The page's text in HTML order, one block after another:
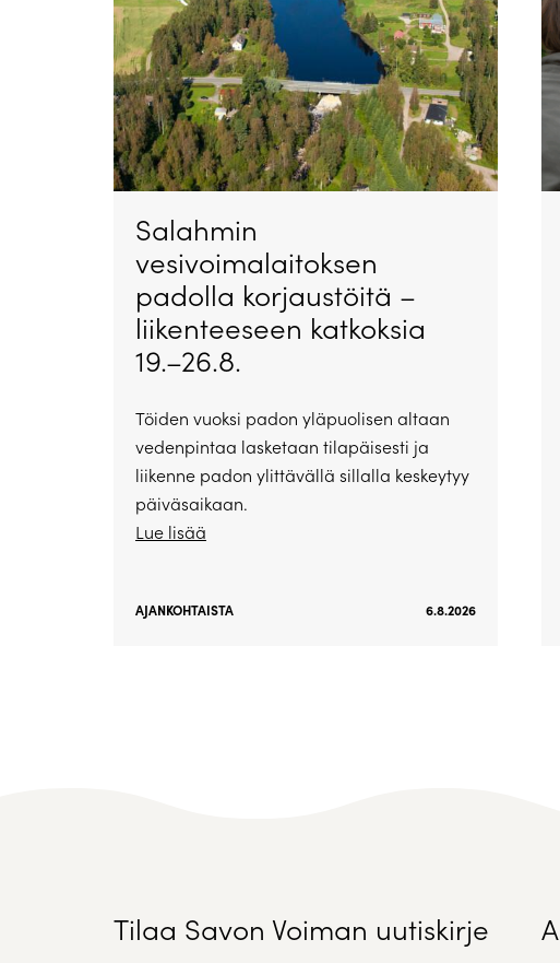
Salahmin
vesivoimalaitoksen
padolla korjaustöitä –
liikenteeseen katkoksia
19.–26.8.
Töiden vuoksi padon yläpuolisen altaan
vedenpintaa lasketaan tilapäisesti ja
liikenne padon ylittävällä sillalla keskeytyy
päiväsaikaan.
Lue lisää
AJANKOHTAISTA 6.8.2026
Tilaa Savon Voiman uutiskirje